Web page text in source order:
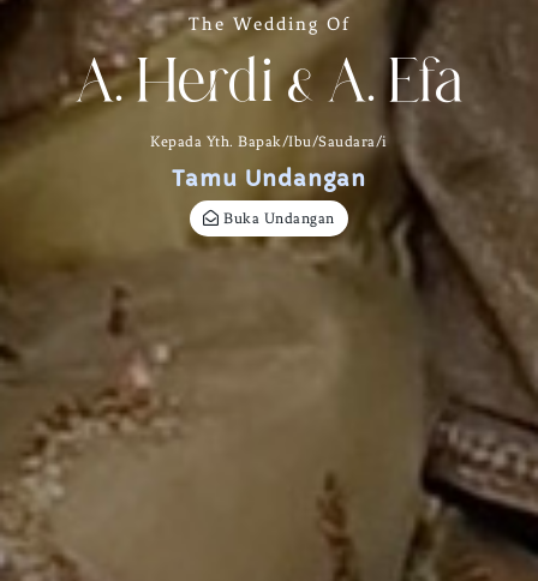
The Wedding Of
A. Herdi & A. Efa
Kepada Yth. Bapak/Ibu/Saudara/i
Tamu Undangan
Buka Undangan